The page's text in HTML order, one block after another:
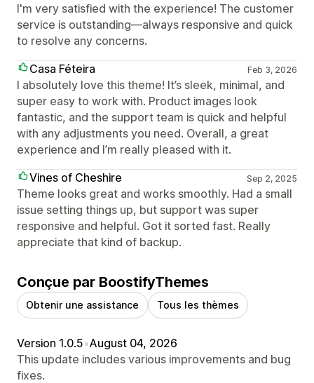
I'm very satisfied with the experience! The customer
service is outstanding—always responsive and quick
to resolve any concerns.
Casa Féteira
Feb 3, 2026
I absolutely love this theme! It’s sleek, minimal, and
super easy to work with. Product images look
fantastic, and the support team is quick and helpful
with any adjustments you need. Overall, a great
experience and I’m really pleased with it.
Vines of Cheshire
Sep 2, 2025
Theme looks great and works smoothly. Had a small
issue setting things up, but support was super
responsive and helpful. Got it sorted fast. Really
appreciate that kind of backup.
Conçue par BoostifyThemes
Obtenir une assistance Tous les thèmes
Version 1.0.5•August 04, 2026
This update includes various improvements and bug
fixes.